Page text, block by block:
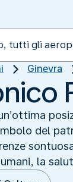
Ginevra
del
la